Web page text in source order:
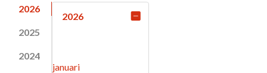
2026
2025
2024
2026
januari